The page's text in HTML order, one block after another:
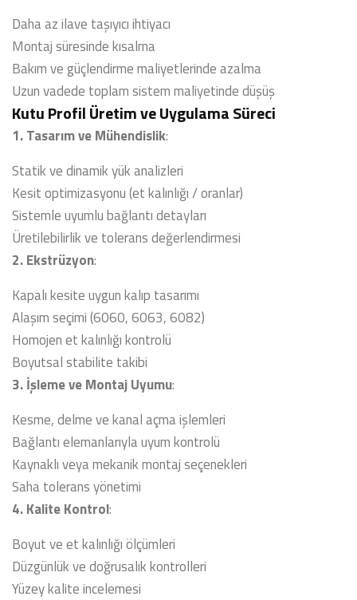
Daha az ilave taşıyıcı ihtiyacı
Montaj süresinde kısalma
Bakım ve güçlendirme maliyetlerinde azalma
Uzun vadede toplam sistem maliyetinde düşüş
Kutu Profil Üretim ve Uygulama Süreci
1. Tasarım ve Mühendislik:
Statik ve dinamik yük analizleri
Kesit optimizasyonu (et kalınlığı / oranlar)
Sistemle uyumlu bağlantı detayları
Üretilebilirlik ve tolerans değerlendirmesi
2. Ekstrüzyon:
Kapalı kesite uygun kalıp tasarımı
Alaşım seçimi (6060, 6063, 6082)
Homojen et kalınlığı kontrolü
Boyutsal stabilite takibi
3. İşleme ve Montaj Uyumu:
Kesme, delme ve kanal açma işlemleri
Bağlantı elemanlarıyla uyum kontrolü
Kaynaklı veya mekanik montaj seçenekleri
Saha tolerans yönetimi
4. Kalite Kontrol:
Boyut ve et kalınlığı ölçümleri
Düzgünlük ve doğrusalık kontrolleri
Yüzey kalite incelemesi